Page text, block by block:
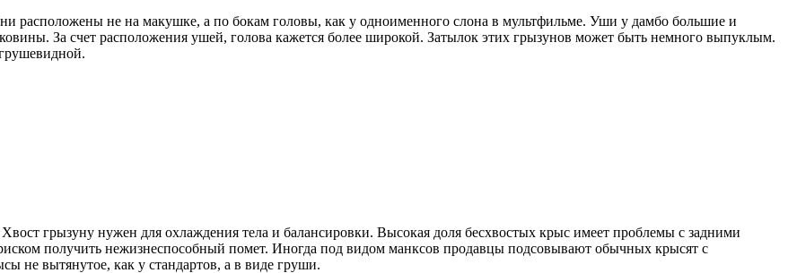
расположены не на макушке, а по бокам головы, как у одноименного слона в мультфильме. Уши у дамбо большие и
За счет расположения ушей, голова кажется более широкой. Затылок этих грызунов может быть немного выпуклым.
грызуну нужен для охлаждения тела и балансировки. Высокая доля бесхвостых крыс имеет проблемы с задними
получить нежизнеспособный помет. Иногда под видом манксов продавцы подсовывают обычных крысят с
не вытянутое, как у стандартов, а в виде груши.